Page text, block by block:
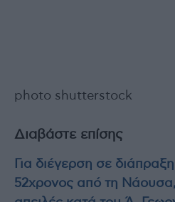
photo shutterstock
Διαβάστε επίσης
Για διέγερση σε
52χρονος από τη